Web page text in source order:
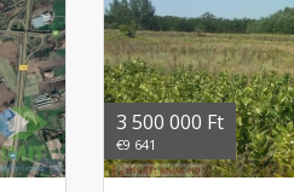
3 500 000 Ft
€9 641